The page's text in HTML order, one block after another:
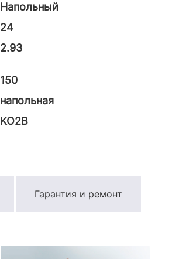
Напольный
24
2.93
150
напольная
KO2B
Гарантия и ремонт